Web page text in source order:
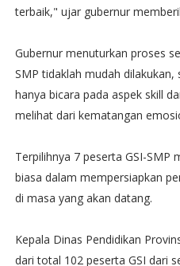
terbaik," ujar gubernur
Gubernur menuturkan proses
SMP tidaklah mudah
hanya bicara pada aspek skill
melihat dari kematangan
Terpilihnya 7 peserta GSI-SMP
biasa dalam mempersiapkan
di masa yang akan datang.
Kepala Dinas Pendidikan
dari total 102 peserta GSI dari